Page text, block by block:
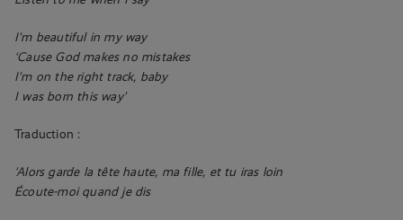
I’m beautiful in my way
‘Cause God makes no mistakes
I’m on the right track, baby
I was born this way’
Traduction :
‘Alors garde la tête haute, ma fille, et tu iras loin
Écoute-moi quand je dis